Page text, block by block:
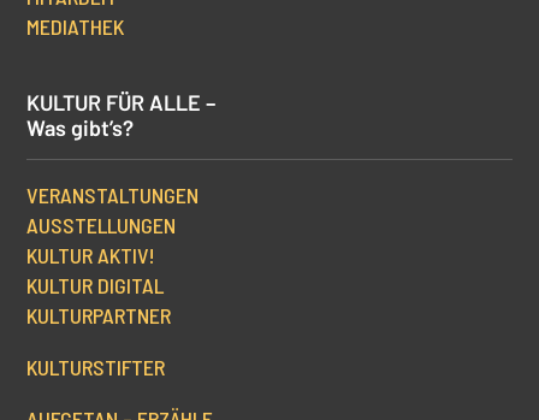
MEDIATHEK
KULTUR FÜR ALLE –
Was gibt’s?
VERANSTALTUNGEN
AUSSTELLUNGEN
KULTUR AKTIV!
KULTUR DIGITAL
KULTURPARTNER
KULTURSTIFTER